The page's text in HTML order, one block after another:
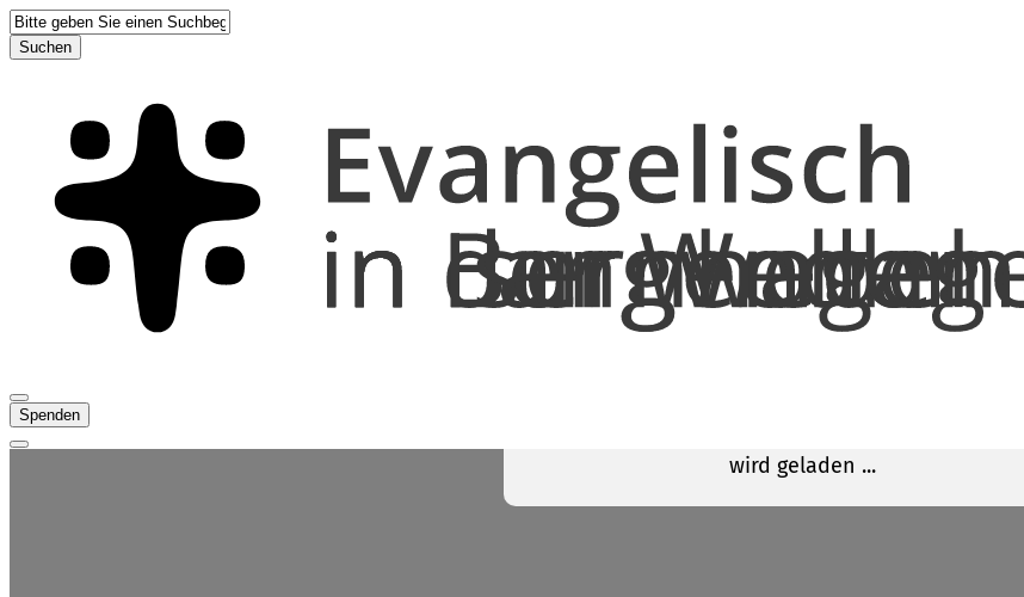
Suchen
Spenden